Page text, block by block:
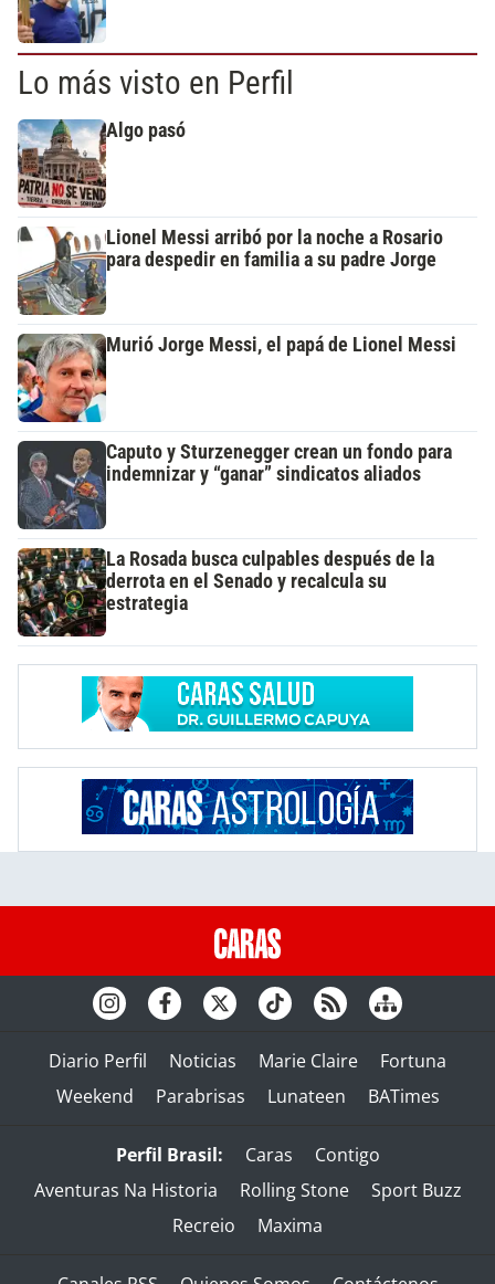
Lo más visto en Perfil
Algo pasó
Lionel Messi arribó por la noche a Rosario
para despedir en familia a su padre Jorge
Murió Jorge Messi, el papá de Lionel Messi
Caputo y Sturzenegger crean un fondo para
indemnizar y “ganar” sindicatos aliados
La Rosada busca culpables después de la
derrota en el Senado y recalcula su
estrategia
Diario Perfil Noticias Marie Claire
Fortuna
Weekend
Parabrisas Lunateen BATimes
Perfil Brasil: Caras
Contigo
Aventuras Na Historia
Rolling Stone
Sport Buzz
Recreio
Maxima